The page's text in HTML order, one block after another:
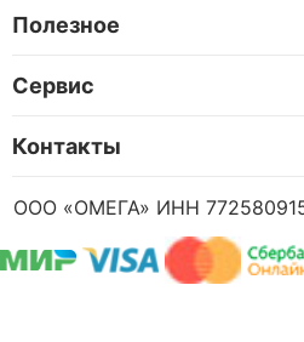
Полезное
Сервис
Контакты
ООО «ОМЕГА» ИНН